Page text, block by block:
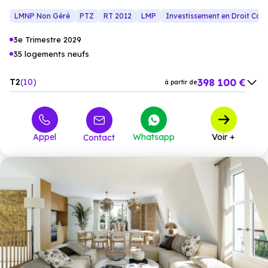
LMNP Non Géré PTZ RT 2012 LMP Investissement en Droit
3e Trimestre 2029
35 logements neufs
T2 10 à partir de398 100 €
à partir de 776 100 €
à partir de 994 100 €
Appel Contact Whatsapp Voir +